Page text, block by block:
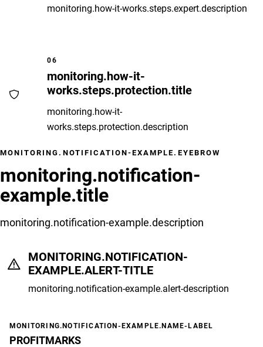
monitoring.how-it-works.steps.expert.description
06
monitoring.how-it-
works.steps.protection.title
monitoring.how-it-
works.steps.protection.description
MONITORING.NOTIFICATION-EXAMPLE.EYEBROW
monitoring.notification-
example.title
monitoring.notification-example.description
MONITORING.NOTIFICATION-
EXAMPLE.ALERT-TITLE
monitoring.notification-example.alert-description
MONITORING.NOTIFICATION-EXAMPLE.NAME-LABEL
PROFITMARKS